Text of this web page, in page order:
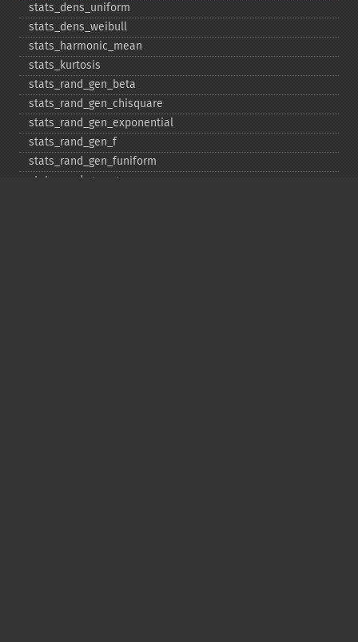
stats_​dens_​uniform
stats_​dens_​weibull
stats_​harmonic_​mean
stats_​kurtosis
stats_​rand_​gen_​beta
stats_​rand_​gen_​chisquare
stats_​rand_​gen_​exponential
stats_​rand_​gen_​f
stats_​rand_​gen_​funiform
stats_​rand_​gen_​gamma